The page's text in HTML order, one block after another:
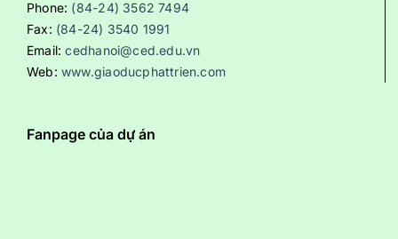
Phone: (84-24) 3562 7494
Fax: (84-24) 3540 1991
Email:cedhanoi@ced.edu.vn
Web:www.giaoducphattrien.com
Fanpage của dự án